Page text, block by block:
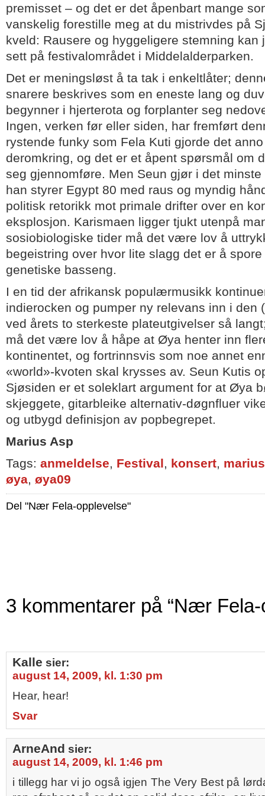
premisset – og det er det åpenbart mange
vanskelig forestille meg at du mistrivdes på
kveld: Rausere og hyggeligere stemning kan
sett på festivalområdet i Middelalderparken.
Det er meningsløst å ta tak i enkeltlåter;
snarere beskrives som en eneste lang og
begynner i hjerterota og forplanter seg
Ingen, verken før eller siden, har fremført
rystende funky som Fela Kuti gjorde det
deromkring, og det er et åpent spørsmål om
seg gjennomføre. Men Seun gjør i det
han styrer Egypt 80 med raus og myndig
politisk retorikk mot primale drifter over en
eksplosjon. Karismaen ligger tjukt utenpå
sosiobiologiske tider må det være lov å
begeistring over hvor lite slagg det er å
genetiske basseng.
I en tid der afrikansk populærmusikk
indierocken og pumper ny relevans inn i den
ved årets to sterkeste plateutgivelser så
må det være lov å håpe at Øya henter inn
kontinentet, og fortrinnsvis som noe annet
«world»-kvoten skal krysses av. Seun Kutis
Sjøsiden er et soleklart argument for at Øya
skjeggete, gitarbleike alternativ-døgnfluer
og utbygd definisjon av popbegrepet.
Marius Asp
Tags: anmeldelse, Festival, konsert,
øya, øya09
Del "Nær Fela-opplevelse"
3 kommentarer på “Nær Fela-
Kalle sier:
august 14, 2009, kl. 1:30 pm
Hear, hear!
Svar
ArneAnd sier:
august 14, 2009, kl. 1:46 pm
i tillegg har vi jo også igjen The Very Best på